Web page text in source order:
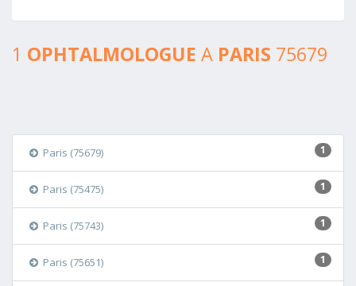
1 OPHTALMOLOGUE A PARIS 75679
1
Paris (75679)
1
Paris (75475)
1
Paris (75743)
1
Paris (75651)